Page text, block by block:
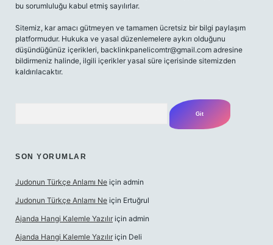
bu sorumluluğu kabul etmiş sayılırlar.
Sitemiz, kar amacı gütmeyen ve tamamen ücretsiz bir bilgi paylaşım
platformudur. Hukuka ve yasal düzenlemelere aykırı olduğunu
düşündüğünüz içerikleri, backlinkpanelicomtr@gmail.com adresine
bildirmeniz halinde, ilgili içerikler yasal süre içerisinde sitemizden
kaldırılacaktır.
SON YORUMLAR
Judonun Türkçe Anlamı Ne için admin
Judonun Türkçe Anlamı Ne için Ertuğrul
Ajanda Hangi Kalemle Yazılır için admin
Ajanda Hangi Kalemle Yazılır için Deli